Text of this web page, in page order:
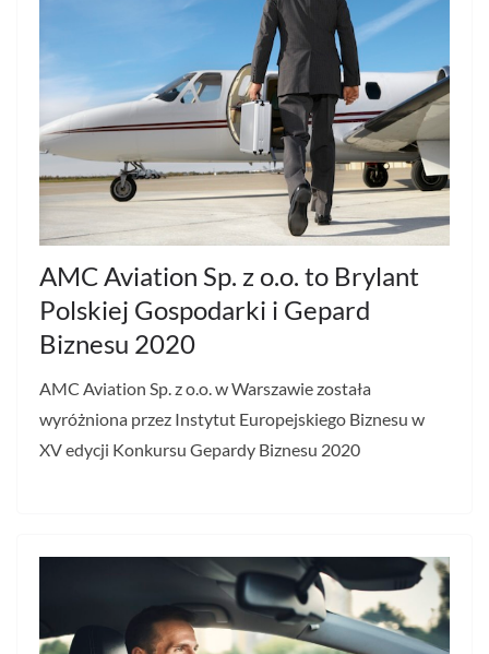
AMC Aviation Sp. z o.o. to Brylant
Polskiej Gospodarki i Gepard
Biznesu 2020
AMC Aviation Sp. z o.o. w Warszawie została
wyróżniona przez Instytut Europejskiego Biznesu w
XV edycji Konkursu Gepardy Biznesu 2020